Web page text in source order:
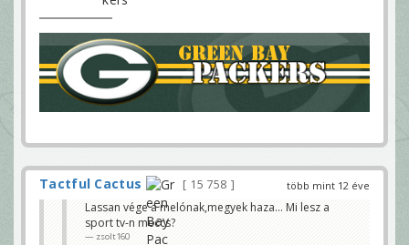
több mint 12 éve
Tactful Cactus
15 758
Lassan vége a melónak,megyek haza... Mi lesz a
sport tv-n meccs?
zsolt160